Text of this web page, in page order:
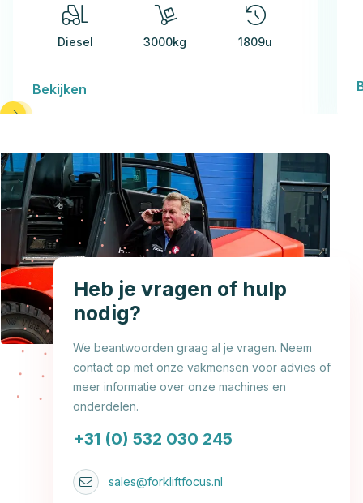
Diesel 3000kg 1809u
Bekijken
Heb je vragen of hulp
nodig?
We beantwoorden graag al je vragen. Neem
contact op met onze vakmensen voor advies of
meer informatie over onze machines en
onderdelen.
+31 (0) 532 030 245
sales@forkliftfocus.nl